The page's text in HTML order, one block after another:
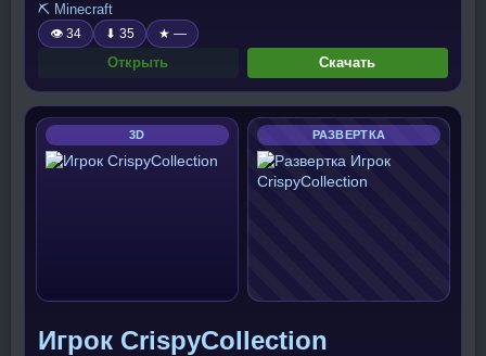
⛏️ Minecraft
👁 34 ⬇ 35 ★ —
Открыть Скачать
3D РАЗВЕРТКА
Игрок CrispyCollection